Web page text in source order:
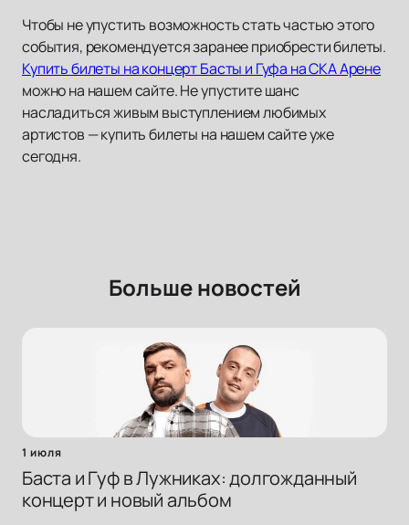
Чтобы не упустить возможность стать частью этого
события, рекомендуется заранее приобрести билеты.
Купить билеты на концерт Басты и Гуфа на СКА Арене
можно на нашем сайте. Не упустите шанс
насладиться живым выступлением любимых
артистов — купить билеты на нашем сайте уже
сегодня.
Больше новостей
1 июля
Баста и Гуф в Лужниках: долгожданный
концерт и новый альбом